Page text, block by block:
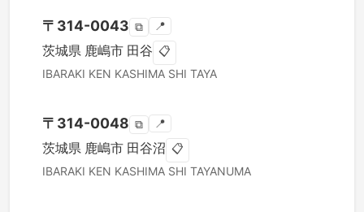
〒 314-0043 ⧉ 📍
茨城県 鹿嶋市 田谷 📋
IBARAKI KEN KASHIMA SHI TAYA
〒 314-0048 ⧉ 📍
茨城県 鹿嶋市 田谷沼 📋
IBARAKI KEN KASHIMA SHI TAYANUMA